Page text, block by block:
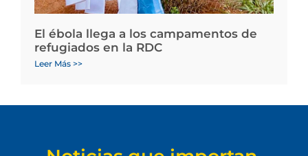
El ébola llega a los campamentos de
refugiados en la RDC
Leer Más >>